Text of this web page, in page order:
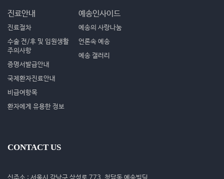
진료안내
진료절차
수술 전/후 및 입원생활
주의사항
증명서발급안내
국제환자진료안내
비급여항목
환자에게 유용한 정보
예송인사이드
예송의 사랑나눔
언론속 예송
예송 갤러리
CONTACT US